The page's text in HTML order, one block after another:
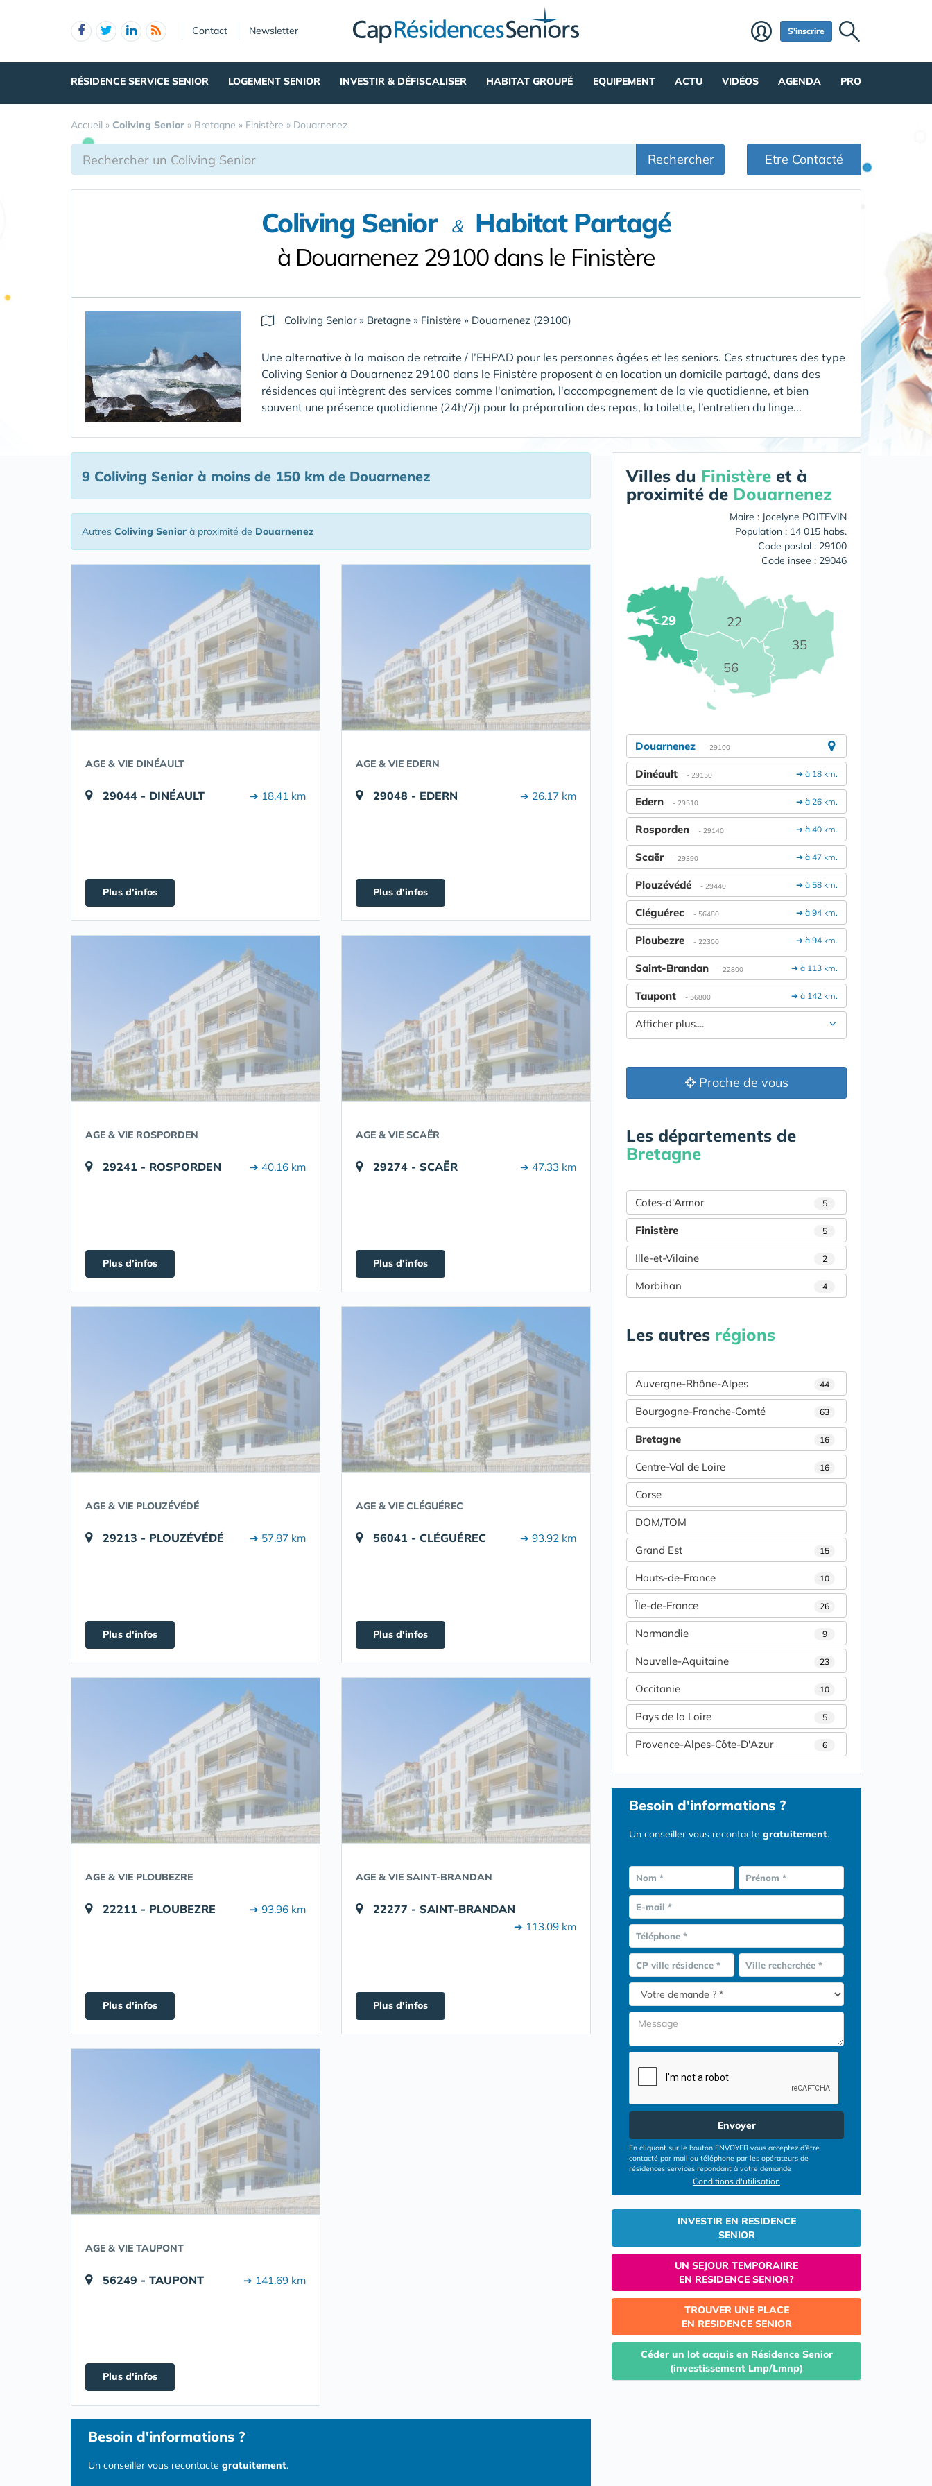
Contact Newsletter S'inscrire
RÉSIDENCE SERVICE SENIOR LOGEMENT SENIOR INVESTIR & DÉFISCALISER HABITAT GROUPÉ EQUIPEMENT ACTU VIDÉOS AGENDA PRO
Accueil » Coliving Senior » Bretagne » Finistère » Douarnenez
Rechercher Etre Contacté
Coliving Senior & Habitat Partagé
à Douarnenez 29100 dans le Finistère
Coliving Senior» Bretagne » Finistère » Douarnenez (29100)
Une alternative à la maison de retraite / l’EHPAD pour les personnes âgées et les seniors. Ces structures des type
Coliving Senior à Douarnenez 29100 dans le Finistère proposent à en location un domicile partagé, dans des
résidences qui intègrent des services comme l'animation, l'accompagnement de la vie quotidienne, et bien
souvent une présence quotidienne (24h/7j) pour la préparation des repas, la toilette, l’entretien du linge...
9 Coliving Seniorà moins de 150 km de Douarnenez
Autres Coliving Senior à proximité de Douarnenez
AGE & VIE DINÉAULT
29044 - DINÉAULT ➔ 18.41 km
Plus d'infos
AGE & VIE EDERN
29048 - EDERN ➔ 26.17 km
Plus d'infos
AGE & VIE ROSPORDEN
29241 - ROSPORDEN ➔ 40.16 km
Plus d'infos
AGE & VIE SCAËR
29274 - SCAËR ➔ 47.33 km
Plus d'infos
AGE & VIE PLOUZÉVÉDÉ
29213 - PLOUZÉVÉDÉ ➔ 57.87 km
Plus d'infos
AGE & VIE CLÉGUÉREC
56041 - CLÉGUÉREC ➔ 93.92 km
Plus d'infos
AGE & VIE PLOUBEZRE
22211 - PLOUBEZRE ➔ 93.96 km
Plus d'infos
AGE & VIE SAINT-BRANDAN
22277 - SAINT-BRANDAN
➔ 113.09 km
Plus d'infos
AGE & VIE TAUPONT
56249 - TAUPONT ➔ 141.69 km
Plus d'infos
Besoin d'informations ?
Un conseiller vous recontacte gratuitement.
Villes du Finistère et à
proximité de Douarnenez
Maire : Jocelyne POITEVIN
Population : 14 015 habs.
Code postal : 29100
Code insee : 29046
22
29
35
56
Douarnenez - 29100
➔ à 18 km.
Dinéault - 29150
➔ à 26 km.
Edern - 29510
➔ à 40 km.
Rosporden - 29140
➔ à 47 km.
Scaër - 29390
➔ à 58 km.
Plouzévédé - 29440
➔ à 94 km.
Cléguérec - 56480
➔ à 94 km.
Ploubezre - 22300
➔ à 113 km.
Saint-Brandan - 22800
➔ à 142 km.
Taupont - 56800
Afficher plus....
Proche de vous
Les départements de
Bretagne
Cotes-d'Armor 5
Finistère 5
Ille-et-Vilaine 2
Morbihan 4
Les autres régions
Auvergne-Rhône-Alpes 44
Bourgogne-Franche-Comté 63
Bretagne 16
Centre-Val de Loire 16
Corse
DOM/TOM
Grand Est 15
Hauts-de-France 10
Île-de-France 26
Normandie 9
Nouvelle-Aquitaine 23
Occitanie 10
Pays de la Loire 5
Provence-Alpes-Côte-D'Azur 6
Besoin d'informations ?
Un conseiller vous recontacte gratuitement.
Nom * Prénom *
E-mail *
Téléphone *
CP ville résidence * Ville recherchée *
Envoyer
En cliquant sur le bouton ENVOYER vous acceptez d’être
contacté par mail ou téléphone par les opérateurs de
résidences services répondant à votre demande
Conditions d'utilisation
INVESTIR EN RESIDENCE
SENIOR
UN SEJOUR TEMPORAIIRE
EN RESIDENCE SENIOR?
TROUVER UNE PLACE
EN RESIDENCE SENIOR
Céder un lot acquis en Résidence Senior
(investissement Lmp/Lmnp)